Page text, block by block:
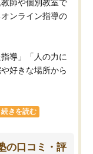
師や個別教室で
ンライン指導の
導」「人の力に
好きな場所から
続きを読む
の口コミ・評